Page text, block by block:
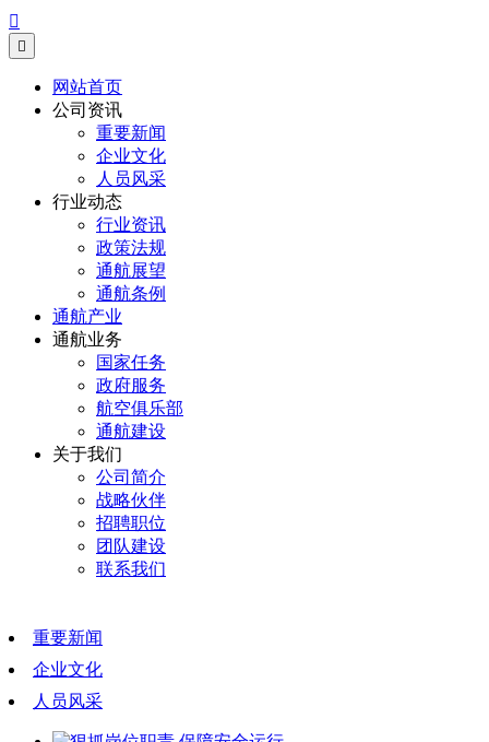


网站首页
公司资讯
重要新闻
企业文化
人员风采
行业动态
行业资讯
政策法规
通航展望
通航条例
通航产业
通航业务
国家任务
政府服务
航空俱乐部
通航建设
关于我们
公司简介
战略伙伴
招聘职位
团队建设
联系我们
重要新闻
企业文化
人员风采